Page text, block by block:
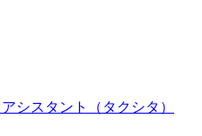
シスタント（タクシタ）